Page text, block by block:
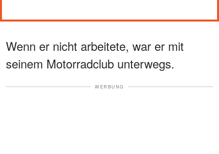
Wenn er nicht arbeitete, war er mit
seinem Motorradclub unterwegs.
WERBUNG